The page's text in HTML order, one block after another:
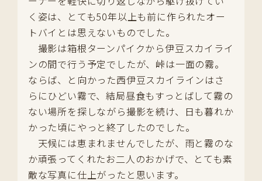
く姿は、とても50年以上も前に作られたオー
トバイとは思えないものでした。
撮影は箱根ターンパイクから伊豆スカイライ
ンの間で行う予定でしたが、峠は一面の霧。
ならば、と向かった西伊豆スカイラインはさ
らにひどい霧で、結局昼食もすっとばして霧の
ない場所を探しながら撮影を続け、日も暮れか
かった頃にやっと終了したのでした。
天候には恵まれませんでしたが、雨と霧のな
か頑張ってくれたお二人のおかげで、とても素
敵な写真に仕上がったと思います。